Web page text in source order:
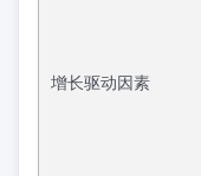
增长驱动因素